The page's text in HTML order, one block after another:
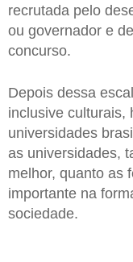
recrutada pelo
ou governador e
concurso.
Depois dessa
inclusive culturais,
universidades
as universidades,
melhor, quanto as
importante na
sociedade.